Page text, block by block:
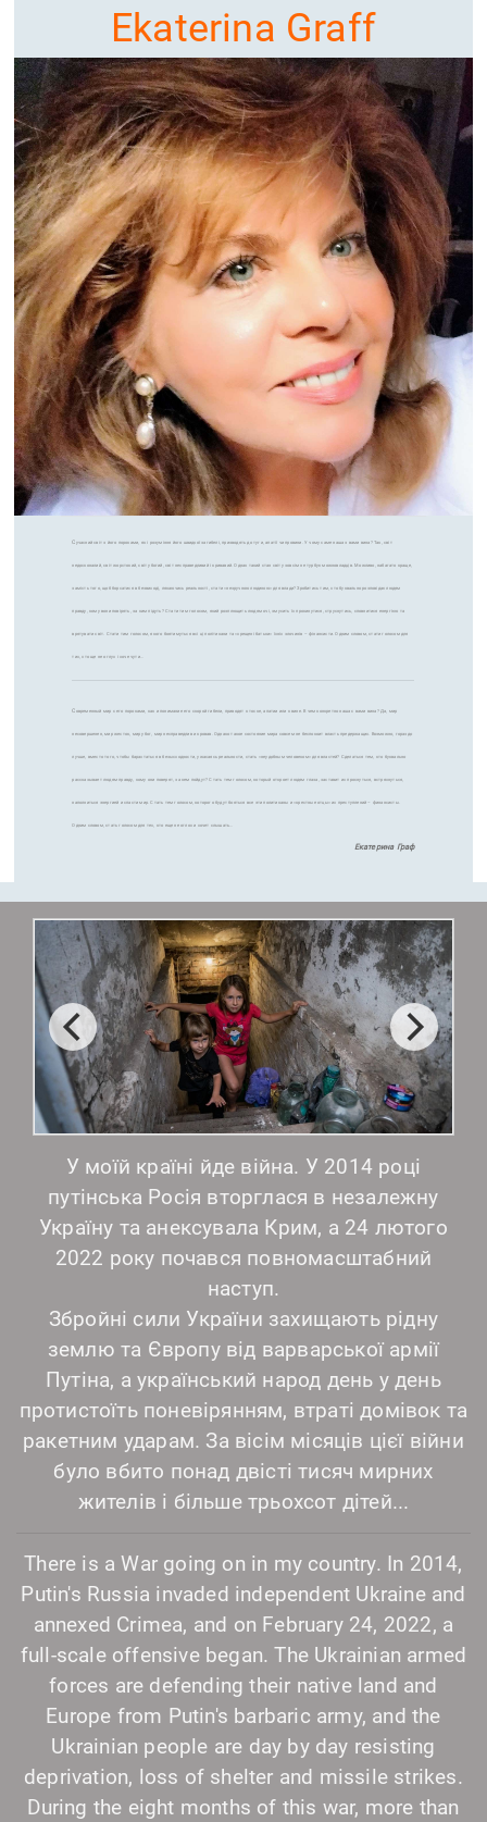
Ekaterina Graff
С учасний світ з його пороками, як і розуміння його швидкої загибелі, призводять до туги, апатії чи провини. У чому саме наша з вами вина? Так, світ
недосконалий, світ жорстокий, світ убогий, світ несправедливий і кривавий. Однак такий стан світу зовсім не турбує можновладців. Можливо, набагато краще,
замість того, щоб борсатися в безвиході, лякаючись реальності, стати «незручною людиною» для влади? Зробитись тим, хто буквально розповідає людям
правду, кому вони повірять, за ким підуть? Стати тим голосом, який розплющить людям очі, змусить їх прокинутися, струснутись, сповнитися енергією та
врятувати світ. Стати тим голосом, якого боятимуться всі ці політикани та «хрещені батьки» їхніх злочинів – фінансисти. Одним словом, стати голосом для
тих, хто ще не оглух і хоче чути…
С овременный мир с его пороками, как и понимание его скорой гибели, приводят к тоске, апатии или к вине. В чем конкретно наша с вами вина? Да, мир
несовершенен, мир жесток, мир убог, мир несправедлив и кровав. Однако такое состояние мира совсем не беспокоит власть предержащих. Возможно, гораздо
лучше, вместо того, чтобы барахтаться в безысходности, ужасаясь реальности, стать «неудобным человеком» для властей? Сделаться тем, кто буквально
рассказывает людям правду, кому они поверят, за кем пойдут? Стать тем голосом, который откроет людям глаза, заставит их проснуться, встряхнуться,
наполниться энергией и спасти мир. Стать тем голосом, которого будут бояться все эти политиканы и «крестные отцы» их преступлений – финансисты.
Одним словом, стать голосом для тех, кто еще не оглох и хочет слышать…
Екатерина Граф
У моїй країні йде війна. У 2014 році
путінська Росія вторглася в незалежну
Україну та анексувала Крим, а 24 лютого
2022 року почався повномасштабний
наступ.
Збройні сили України захищають рідну
землю та Європу від варварської армії
Путіна, а український народ день у день
протистоїть поневірянням, втраті домівок та
ракетним ударам. За вісім місяців цієї війни
було вбито понад двісті тисяч мирних
жителів і більше трьохсот дітей...
There is a War going on in my country. In 2014,
Putin's Russia invaded independent Ukraine and
annexed Crimea, and on February 24, 2022, a
full-scale offensive began. The Ukrainian armed
forces are defending their native land and
Europe from Putin's barbaric army, and the
Ukrainian people are day by day resisting
deprivation, loss of shelter and missile strikes.
During the eight months of this war, more than